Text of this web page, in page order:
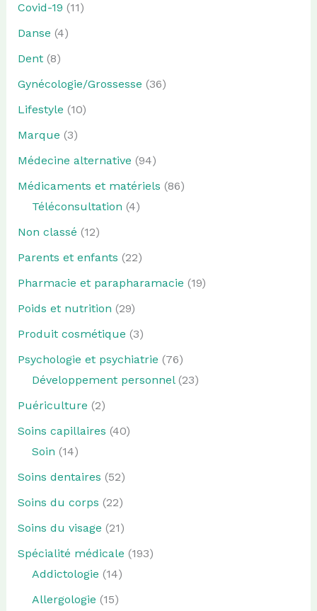
Covid-19 (11)
Danse (4)
Dent(8)
Gynécologie/Grossesse (36)
Lifestyle (10)
Marque (3)
Médecine alternative (94)
Médicaments et matériels (86)
Téléconsultation (4)
Non classé (12)
Parents et enfants (22)
Pharmacie et parapharamacie (19)
Poids et nutrition (29)
Produit cosmétique (3)
Psychologie et psychiatrie (76)
Développement personnel(23)
Puériculture (2)
Soins capillaires (40)
Soin (14)
Soins dentaires (52)
Soins du corps (22)
Soins du visage (21)
Spécialité médicale (193)
Addictologie (14)
Allergologie (15)